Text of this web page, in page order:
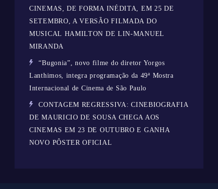
CINEMAS, DE FORMA INÉDITA, EM 25 DE
SETEMBRO, A VERSÃO FILMADA DO
MUSICAL HAMILTON DE LIN-MANUEL
MIRANDA
“Bugonia”, novo filme do diretor Yorgos
Lanthimos, integra programação da 49ª Mostra
Internacional de Cinema de São Paulo
CONTAGEM REGRESSIVA: CINEBIOGRAFIA
DE MAURICIO DE SOUSA CHEGA AOS
CINEMAS EM 23 DE OUTUBRO E GANHA
NOVO PÔSTER OFICIAL